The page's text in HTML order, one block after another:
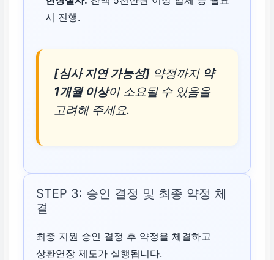
시 진행.
[심사 지연 가능성] 약정까지 약
1개월 이상이 소요될 수 있음을
고려해 주세요.
STEP 3: 승인 결정 및 최종 약정 체
결
최종 지원 승인 결정 후 약정을 체결하고
상환연장 제도가 실행됩니다.